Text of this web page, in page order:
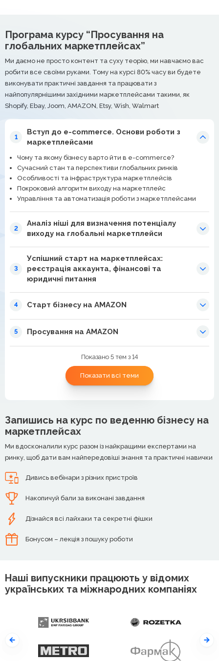
Програма курсу “Просування на
глобальних маркетплейсах”
Ми даємо не просто контент та суху теорію, ми навчаємо вас
робити все своїми руками. Тому на курсі 80% часу ви будете
виконувати практичні завдання та працювати з
найпопулярнішими західними маркетплейсами такими, як
Shopify, Ebay, Joom, AMAZON, Etsy, Wish, Walmart
1
Вступ до e-commerce. Основи роботи з
маркетплейсами
Чому та якому бізнесу варто йти в e-commerce?
Сучасний стан та перспективи глобальних ринків
Особливості та інфраструктура маркетплейсів
Покроковий алгоритм виходу на маркетплейс
Управління та автоматизація роботи з маркетплейсами
2
Аналіз ніші для визначення потенціалу
виходу на глобальні маркетплейси
3
Успішний старт на маркетплейсах:
реєстрація аккаунта, фінансові та
юридичні питання
4 Старт бізнесу на AMAZON
5 Просування на AMAZON
Показано 5 тем з 14
Показати всі теми
Запишись на курс по веденню бізнесу на
маркетплейсах
Ми вдосконалили курс разом із найкращими експертами на
ринку, щоб дати вам найпередовіші знання та практичні навички
Дивись вебінари з різних пристроїв
Накопичуй бали за виконані завдання
Дізнайся всі лайхаки та секретні фішки
Бонусом – лекція з пошуку роботи
Наші випускники працюють у відомих
українських та міжнародних компаніях